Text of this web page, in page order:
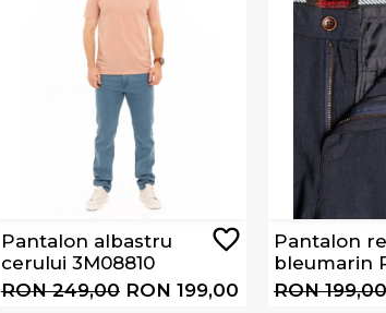
Pantalon albastru
cerului 3M08810
RON 249,00 RON 199,00
Pantalon
bleumarin
RON 199,00